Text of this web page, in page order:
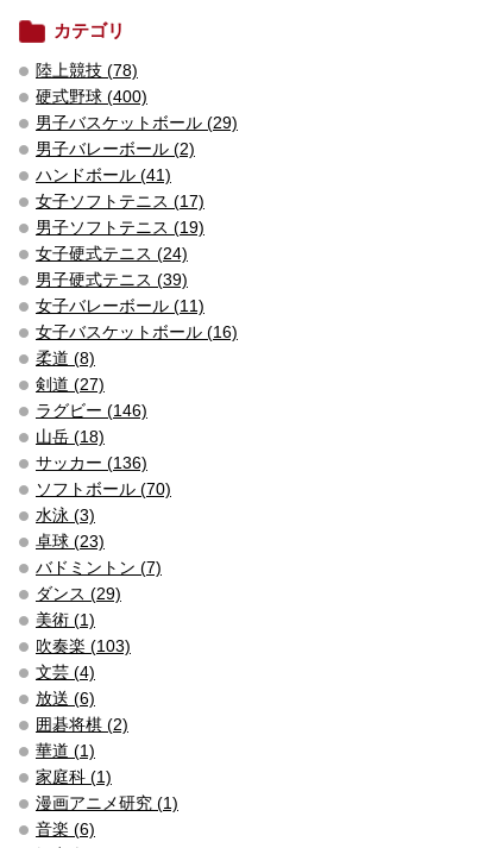
カテゴリ
陸上競技 (78)
硬式野球 (400)
男子バスケットボール (29)
男子バレーボール (2)
ハンドボール (41)
女子ソフトテニス (17)
男子ソフトテニス (19)
女子硬式テニス (24)
男子硬式テニス (39)
女子バレーボール (11)
女子バスケットボール (16)
柔道 (8)
剣道 (27)
ラグビー (146)
山岳 (18)
サッカー (136)
ソフトボール (70)
水泳 (3)
卓球 (23)
バドミントン (7)
ダンス (29)
美術 (1)
吹奏楽 (103)
文芸 (4)
放送 (6)
囲碁将棋 (2)
華道 (1)
家庭科 (1)
漫画アニメ研究 (1)
音楽 (6)